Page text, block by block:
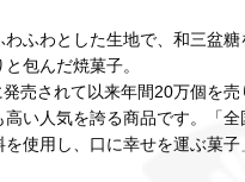
わふわとした生地で、和三盆
包んだ焼菓子。
売されて以来年間20万個を
高い人気を誇る商品です。「
を使用し、口に幸せを運ぶ菓